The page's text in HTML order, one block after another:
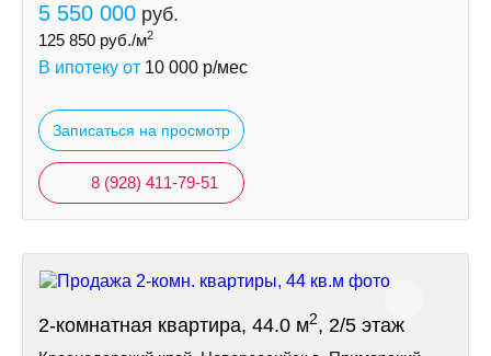
5 550 000 руб.
125 850 руб./м2
В ипотеку от 10 000 р/мес
Записаться на просмотр
8 (928) 411-79-51
2-комнатная квартира, 44.0 м2, 2/5 этаж